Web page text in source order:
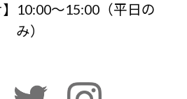
】10:00～15:00（平日の
み）